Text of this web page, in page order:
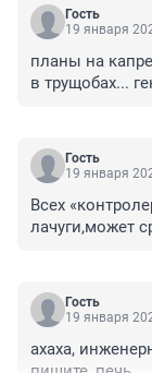
Гость
19 января
планы на
в трущобах...
Гость
19 января
Всех
лачуги,может
Гость
19 января
ахаха,